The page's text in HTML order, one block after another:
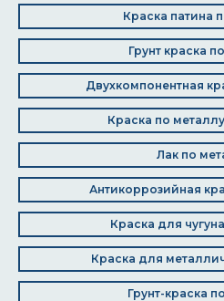
Краска патина
Грунт краска
Двухкомпонентная
Краска по
Лак по
Антикоррозийная
Краска для
Краска для
Грунт-краска